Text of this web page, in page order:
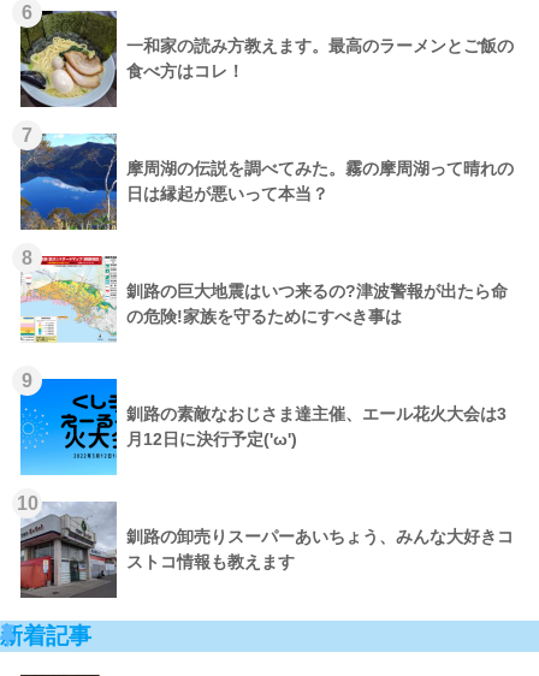
6
一和家の読み方教えます。最高のラーメンとご飯の
食べ方はコレ！
7
摩周湖の伝説を調べてみた。霧の摩周湖って晴れの
日は縁起が悪いって本当？
8
釧路の巨大地震はいつ来るの?津波警報が出たら命
の危険!家族を守るためにすべき事は
9
釧路の素敵なおじさま達主催、エール花火大会は3
月12日に決行予定('ω')
10
釧路の卸売りスーパーあいちょう、みんな大好きコ
ストコ情報も教えます
新着記事